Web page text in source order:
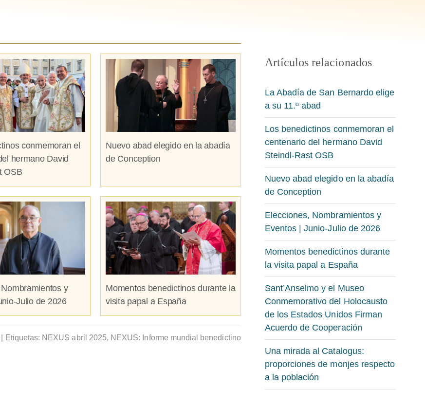
conmemoran el
hermano David
OSB
Nuevo abad elegido en la abadía
de Conception
y
Julio de 2026
Momentos benedictinos durante la
visita papal a España
Etiquetas: NEXUS abril 2025, NEXUS: Informe mundial benedictino
Artículos relacionados
La Abadía de San Bernardo elige
a su 11.º abad
Los benedictinos conmemoran el
centenario del hermano David
Steindl-Rast OSB
Nuevo abad elegido en la abadía
de Conception
Elecciones, Nombramientos y
Eventos | Junio-Julio de 2026
Momentos benedictinos durante
la visita papal a España
Sant’Anselmo y el Museo
Conmemorativo del Holocausto
de los Estados Unidos Firman
Acuerdo de Cooperación
Una mirada al Catalogus:
proporciones de monjes respecto
a la población